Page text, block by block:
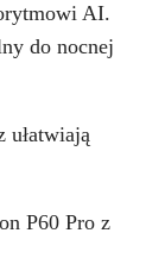
AI.
do nocnej
ułatwiają
P60 Pro z